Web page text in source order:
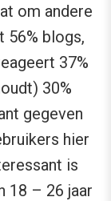
om andere
56% blogs,
37%
30%
gegeven
hier
is
18 – 26 jaar